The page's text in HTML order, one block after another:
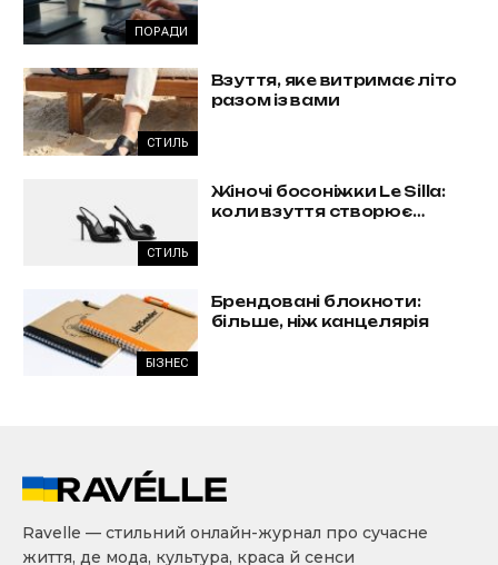
ПОРАДИ
СТИЛЬ
Взуття, яке витримає літо
разом із вами
СТИЛЬ
Жіночі босоніжки Le Silla:
коли взуття створює
БІЗНЕС
Брендовані блокноти:
більше, ніж канцелярія
Ravelle — стильний онлайн-журнал про сучасне
життя, де мода, культура, краса й сенси